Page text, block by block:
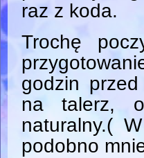
raz z koda.
Trochę
godzin
na talerz,
naturalny.(
podobno